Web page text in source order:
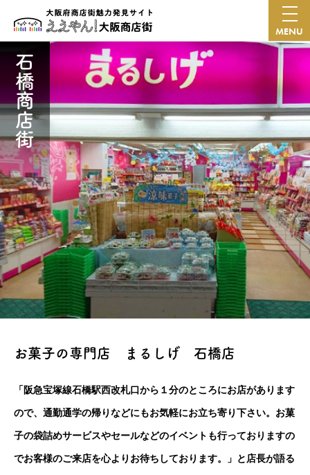
MENU
石橋商店街
お菓子の専門店 まるしげ 石橋店
「阪急宝塚線石橋駅西改札口から１分のところにお店があります
ので、通勤通学の帰りなどにもお気軽にお立ち寄り下さい。お菓
子の袋詰めサービスやセールなどのイベントも行っておりますの
でお客様のご来店を心よりお待ちしております。」と店長が語る